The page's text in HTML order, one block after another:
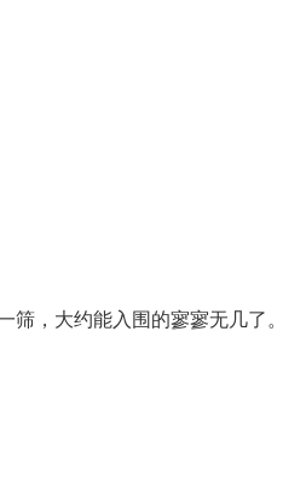
，大约能入围的寥寥无几了。